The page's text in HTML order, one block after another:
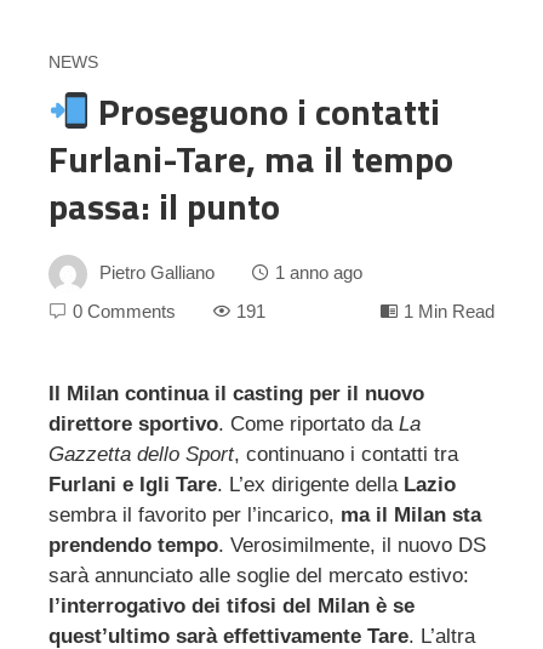
NEWS
Proseguono i contatti
Furlani-Tare, ma il tempo
passa: il punto
Pietro Galliano
1 anno ago
0 Comments
191 1 Min Read
Il Milan continua il casting per il nuovo
direttore sportivo. Come riportato da La
Gazzetta dello Sport, continuano i contatti tra
Furlani e Igli Tare. L’ex dirigente della Lazio
sembra il favorito per l’incarico, ma il Milan sta
prendendo tempo. Verosimilmente, il nuovo DS
sarà annunciato alle soglie del mercato estivo:
l’interrogativo dei tifosi del Milan è se
quest’ultimo sarà effettivamente Tare. L’altra